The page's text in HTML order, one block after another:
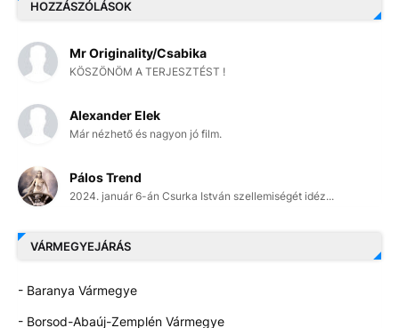
HOZZÁSZÓLÁSOK
Mr Originality/Csabika
KÖSZÖNÖM A TERJESZTÉST !
Alexander Elek
Már nézhető és nagyon jó film.
Pálos Trend
2024. január 6-án Csurka István szellemiségét idéz...
VÁRMEGYEJÁRÁS
- Baranya Vármegye
- Borsod-Abaúj-Zemplén Vármegye